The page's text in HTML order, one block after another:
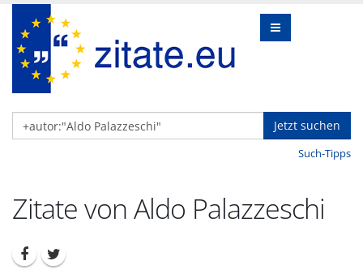
Jetzt suchen
Such-Tipps
Zitate von Aldo Palazzeschi